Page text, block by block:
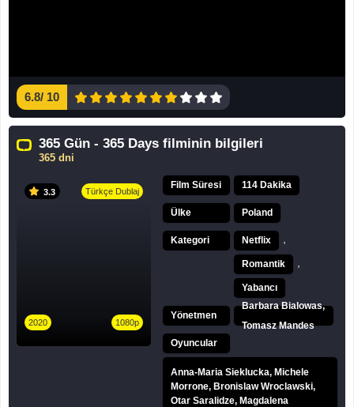
6.8/ 10
365 Gün - 365 Days filminin bilgileri
365 dni
3.3 Türkçe Dublaj
2020 1080p
Film Süresi 114 Dakika
Ülke Poland
Kategori Netflix
Romantik
Yabancı
Yönetmen
Barbara Bialowas,
Tomasz Mandes
Oyuncular
Anna-Maria Sieklucka, Michele
Morrone, Bronislaw Wroclawski,
Otar Saralidze, Magdalena